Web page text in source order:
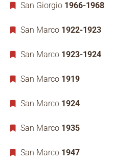
San Giorgio 1966-1968
San Marco 1922-1923
San Marco 1923-1924
San Marco 1919
San Marco 1924
San Marco 1935
San Marco 1947